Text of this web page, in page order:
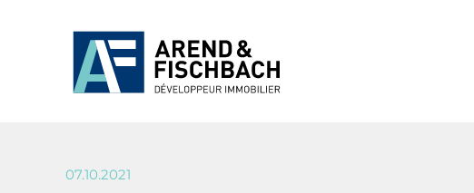
07.10.2021